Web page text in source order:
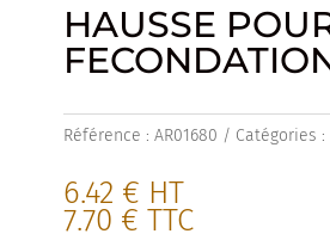
HAUSSE
Référence :AR01680 Catégories :
6.42 € HT
7.70 € TTC